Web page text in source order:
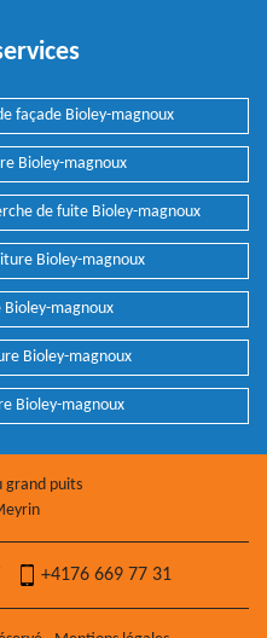
façade Bioley-magnoux
Bioley-magnoux
de fuite Bioley-magnoux
Bioley-magnoux
magnoux
Bioley-magnoux
Bioley-magnoux
grand puits
+4176 669 77 31